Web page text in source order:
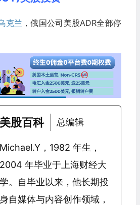
克兰 ，俄国公司美股ADR全部停
美股百科 总编辑
，1982 年生，
年毕业于上海财经大
学。自毕业以来，他长期投
身自媒体与内容创作领域，